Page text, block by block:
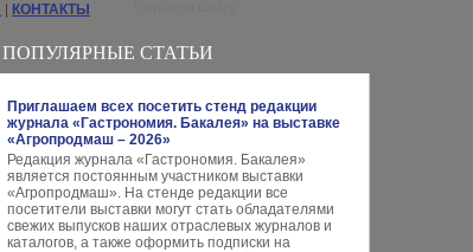
ПОПУЛЯРНЫЕ СТАТЬИ
Приглашаем всех посетить стенд редакции
журнала «Гастрономия. Бакалея» на выставке
«Агропродмаш – 2026»
Редакция журнала «Гастрономия. Бакалея»
является постоянным участником выставки
«Агропродмаш». На стенде редакции все
посетители выставки могут стать обладателями
свежих выпусков наших отраслевых журналов и
каталогов, а также оформить подписки на
КОНТАКТЫ